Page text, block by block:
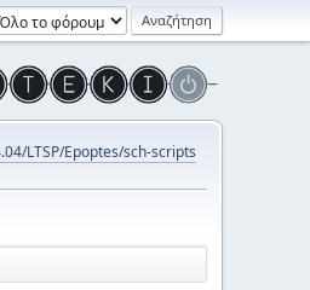
LTSP/Epoptes/sch-scripts